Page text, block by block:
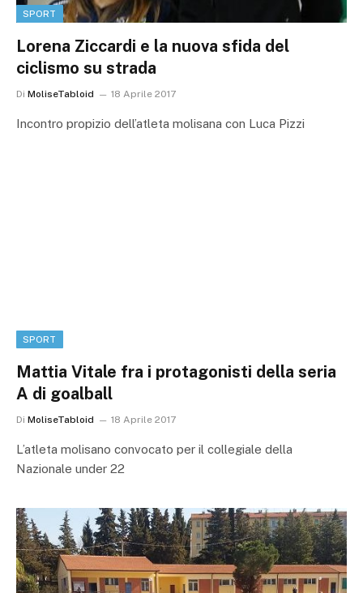
SPORT
Lorena Ziccardi e la nuova sfida del
ciclismo su strada
Di MoliseTabloid 18 Aprile 2017
Incontro propizio dell’atleta molisana con Luca Pizzi
SPORT
Mattia Vitale fra i protagonisti della seria
A di goalball
Di MoliseTabloid 18 Aprile 2017
L’atleta molisano convocato per il collegiale della
Nazionale under 22